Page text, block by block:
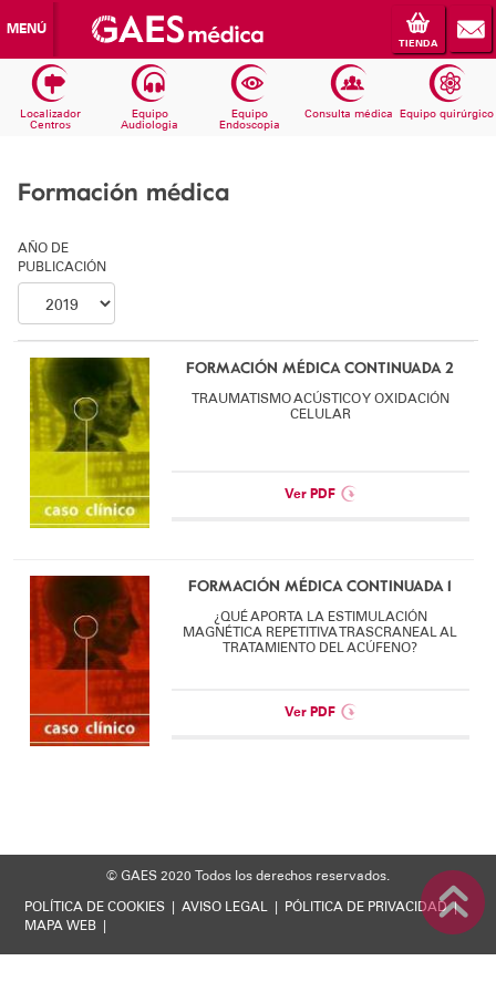
MENÚ
TIENDA
Localizador
Centros
Equipo
Audiologia
Equipo
Endoscopia
Consulta médica Equipo quirúrgico
Formación médica
AÑO DE
PUBLICACIÓN
FORMACIÓN MÉDICA CONTINUADA 2
TRAUMATISMO ACÚSTICO Y OXIDACIÓN
CELULAR
Ver PDF
FORMACIÓN MÉDICA CONTINUADA 1
¿QUÉ APORTA LA ESTIMULACIÓN
MAGNÉTICA REPETITIVA TRASCRANEAL AL
TRATAMIENTO DEL ACÚFENO?
Ver PDF
© GAES 2020 Todos los derechos reservados.
POLÍTICA DE COOKIES | AVISO LEGAL | PÓLITICA DE PRIVACIDAD |
MAPA WEB |